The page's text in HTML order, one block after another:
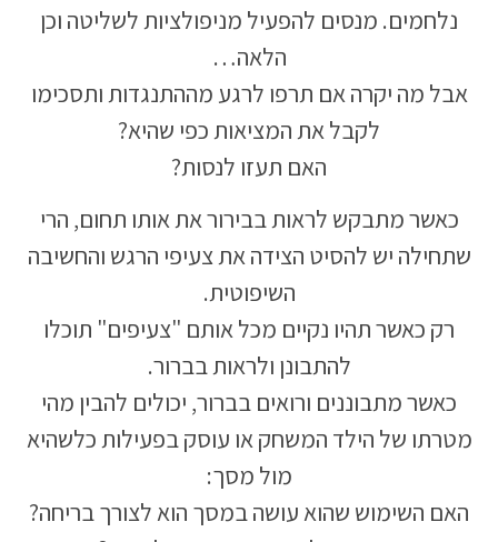
נלחמים. מנסים להפעיל מניפולציות לשליטה וכן
הלאה…
אבל מה יקרה אם תרפו לרגע מההתנגדות ותסכימו
לקבל את המציאות כפי שהיא?
האם תעזו לנסות?
כאשר מתבקש לראות בבירור את אותו תחום, הרי
שתחילה יש להסיט הצידה את צעיפי הרגש והחשיבה
השיפוטית.
רק כאשר תהיו נקיים מכל אותם "צעיפים" תוכלו
להתבונן ולראות בברור.
כאשר מתבוננים ורואים בברור, יכולים להבין מהי
מטרתו של הילד המשחק או עוסק בפעילות כלשהיא
מול מסך:
האם השימוש שהוא עושה במסך הוא לצורך בריחה?